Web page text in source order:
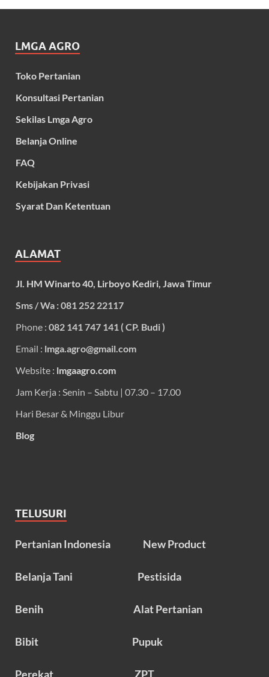
LMGA AGRO
Toko Pertanian
Konsultasi Pertanian
Sekilas Lmga Agro
Belanja Online
FAQ
Kebijakan Privasi
Syarat Dan Ketentuan
ALAMAT
Jl. HM Winarto 40, Lirboyo Kediri, Jawa Timur
Sms / Wa : 081 252 22117
Phone : 082 141 747 141 ( CP. Budi )
Email : lmga.agro@gmail.com
Website : lmgaagro.com
Jam Kerja : Senin – Sabtu | 07.30 – 17.00
Hari Besar & Minggu Libur
Blog
TELUSURI
Pertanian Indonesia New Product
Belanja Tani Pestisida
Benih Alat Pertanian
Bibit Pupuk
Perekat ZPT